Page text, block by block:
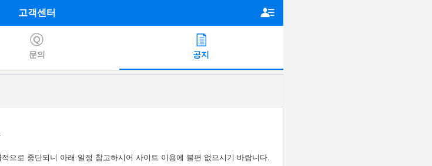
고객센터
문의 공지
.
으로 중단되니 아래 일정 참고하시어 사이트 이용에 불편 없으시기 바랍니다.